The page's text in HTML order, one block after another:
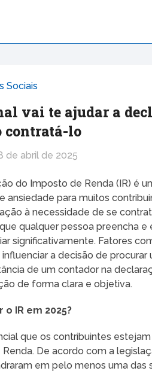
Sociais
vai te ajudar a
contratá-lo
de abril de 2025
do Imposto de Renda (IR) é
ansiedade para muitos
à necessidade de se
qualquer pessoa preencha
significativamente. Fatores
a decisão de procurar
de um contador na
de forma clara e objetiva.
IR em 2025?
que os contribuintes
De acordo com a
em pelo menos uma